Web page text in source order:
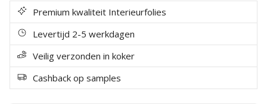
aantalPremium kwaliteit Interieurfolies
Levertijd 2-5 werkdagen
Veilig verzonden in koker
Cashback op samples